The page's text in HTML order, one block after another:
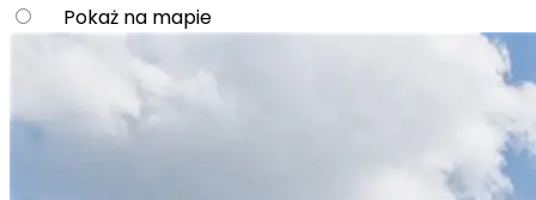
Pokaż na mapie